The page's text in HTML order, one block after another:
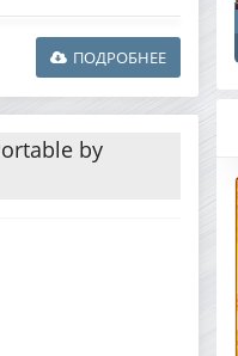
ПОДРОБНЕЕ
by